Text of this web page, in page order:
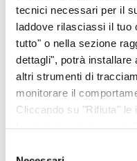
tecnici necessari per il
laddove rilasciassi il tuo
tutto" o nella sezione
dettagli", potrà installare
altri strumenti di
monitorare il
Cliccando su "Rifiuta" le
Matrimoni,
Abbigliamento
Bottega
Carrello
Ciclamini
Collane Banè